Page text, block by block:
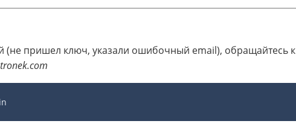
(не пришел ключ, указали ошибочный email), обращайтесь к